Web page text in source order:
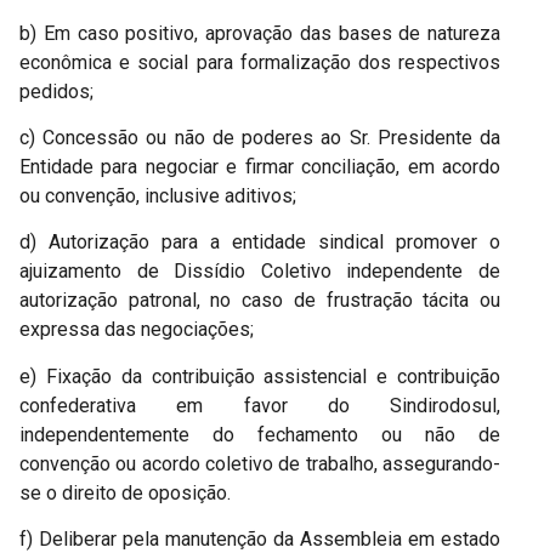
b) Em caso positivo, aprovação das bases de natureza
econômica e social para formalização dos respectivos
pedidos;
c) Concessão ou não de poderes ao Sr. Presidente da
Entidade para negociar e firmar conciliação, em acordo
ou convenção, inclusive aditivos;
d) Autorização para a entidade sindical promover o
ajuizamento de Dissídio Coletivo independente de
autorização patronal, no caso de frustração tácita ou
expressa das negociações;
e) Fixação da contribuição assistencial e contribuição
confederativa em favor do Sindirodosul,
independentemente do fechamento ou não de
convenção ou acordo coletivo de trabalho, assegurando-
se o direito de oposição.
f) Deliberar pela manutenção da Assembleia em estado